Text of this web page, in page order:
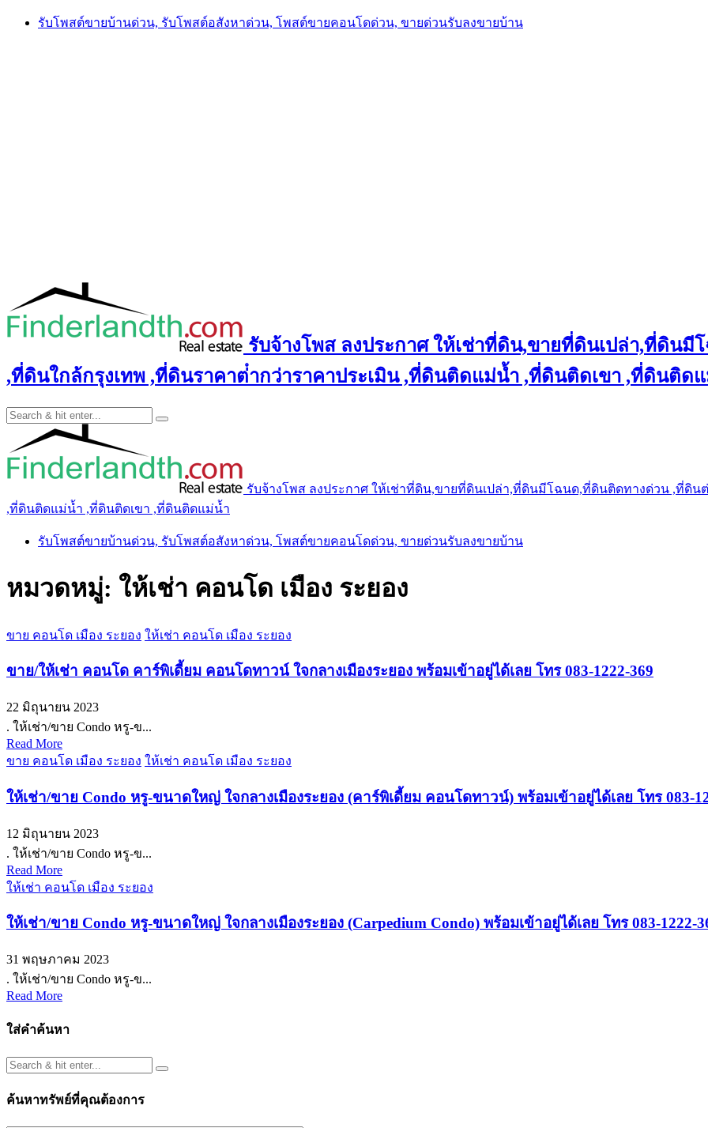
Skip
รับโพสต์ขายบ้านด่วน, รับโพสต์อสังหาด่วน, โพสต์ขายคอนโดด่วน, ขายด่วนรับลงขายบ้าน
รับจ้างโพส ลงประกาศ ให้เช่าที่ดิน,ขายที่ดินเปล่า,ที่ดิน
,ที่ดินใกล้กรุงเทพ ,ที่ดินราคาต่ํากว่าราคาประเมิน ,ที่ดินติดแม่น้ำ ,ที่ดินติดเขา ,ที่ดินติด
รับจ้างโพส ลงประกาศ ให้เช่าที่ดิน,ขายที่ดินเปล่า,ที่ดินมีโฉนด,ที่ดินติดทางด่วน ,ที่ดิน
,ที่ดินติดแม่น้ำ ,ที่ดินติดเขา ,ที่ดินติดแม่น้ำ
รับโพสต์ขายบ้านด่วน, รับโพสต์อสังหาด่วน, โพสต์ขายคอนโดด่วน, ขายด่วนรับลงขายบ้าน
หมวดหมู่: ให้เช่า คอนโด เมือง ระยอง
ขาย คอนโด เมือง ระยอง ให้เช่า คอนโด เมือง ระยอง
ขาย/ให้เช่า คอนโด คาร์พิเดี้ยม คอนโดทาวน์ ใจกลางเมืองระยอง พร้อมเข้าอยู่ได้เลย โทร 083-1222-369
22 มิถุนายน 2023
. ให้เช่า/ขาย Condo หรู-ข...
Read More
ขาย คอนโด เมือง ระยอง ให้เช่า คอนโด เมือง ระยอง
ให้เช่า/ขาย Condo หรู-ขนาดใหญ่ ใจกลางเมืองระยอง (คาร์พิเดี้ยม คอนโดทาวน์) พร้อมเข้าอยู่ได้เลย โทร 083-
12 มิถุนายน 2023
. ให้เช่า/ขาย Condo หรู-ข...
Read More
ให้เช่า คอนโด เมือง ระยอง
ให้เช่า/ขาย Condo หรู-ขนาดใหญ่ ใจกลางเมืองระยอง (Carpedium Condo) พร้อมเข้าอยู่ได้เลย โทร 083-1222-
31 พฤษภาคม 2023
. ให้เช่า/ขาย Condo หรู-ข...
Read More
ใส่คำค้นหา
ค้นหาทรัพย์ที่คุณต้องการ